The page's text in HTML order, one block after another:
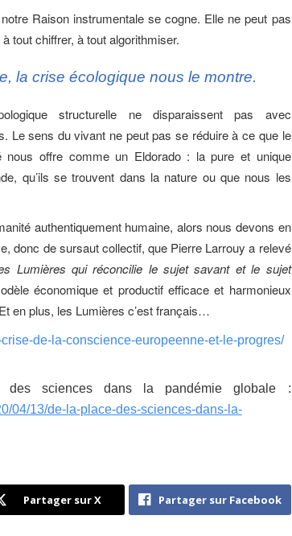
Raison instrumentale se cogne. Elle ne peut pas
tout chiffrer, à tout algorithmiser.
la crise écologique nous le montre.
structurelle ne disparaissent pas avec
Le sens du vivant ne peut pas se réduire à ce que le
nous offre comme un Eldorado : la pure et unique
qu’ils se trouvent dans la nature ou que nous les
authentiquement humaine, alors nous devons en
donc de sursaut collectif, que Pierre Larrouy a relevé
Lumières qui réconcilie le sujet savant et le sujet
économique et productif efficace et harmonieux
en plus, les Lumières c’est français…
de-la-conscience-europeenne-et-le-progres/
sciences dans la pandémie globale :
04/13/de-la-place-des-sciences-dans-la-
Partager sur X Partager sur Facebook